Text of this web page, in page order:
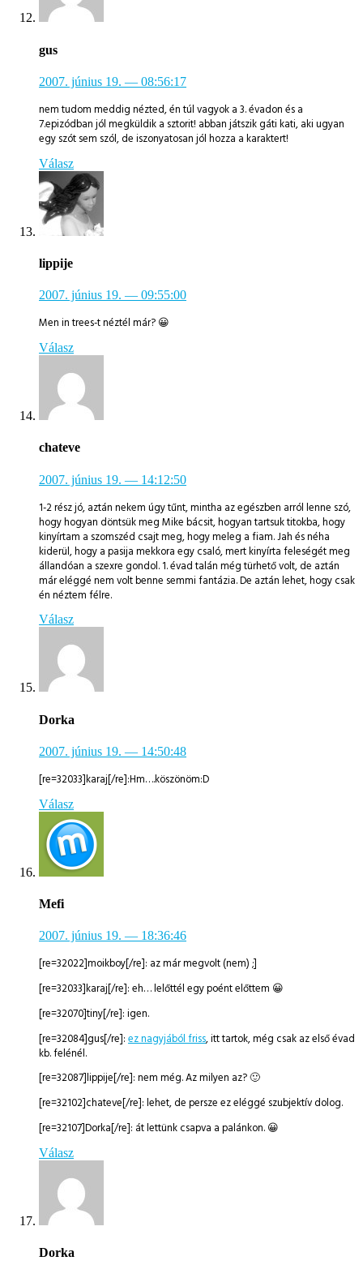
gus
2007. június 19. — 08:56:17
nem tudom meddig nézted, én túl vagyok a 3. évadon és a
7.epizódban jól megküldik a sztorit! abban játszik gáti kati, aki ugyan
egy szót sem szól, de iszonyatosan jól hozza a karaktert!
Válasz
lippije
2007. június 19. — 09:55:00
Men in trees-t néztél már? 😀
Válasz
chateve
2007. június 19. — 14:12:50
1-2 rész jó, aztán nekem úgy tűnt, mintha az egészben arról lenne szó,
hogy hogyan döntsük meg Mike bácsit, hogyan tartsuk titokba, hogy
kinyírtam a szomszéd csajt meg, hogy meleg a fiam. Jah és néha
kiderül, hogy a pasija mekkora egy csaló, mert kinyírta feleségét meg
állandóan a szexre gondol. 1. évad talán még türhető volt, de aztán
már eléggé nem volt benne semmi fantázia. De aztán lehet, hogy csak
én néztem félre.
Válasz
Dorka
2007. június 19. — 14:50:48
[re=32033]karaj[/re]:Hm….köszönöm:D
Válasz
Mefi
2007. június 19. — 18:36:46
[re=32022]moikboy[/re]: az már megvolt (nem) ;]
[re=32033]karaj[/re]: eh… lelőttél egy poént előttem 😀
[re=32070]tiny[/re]: igen.
[re=32084]gus[/re]: ez nagyjából friss, itt tartok, még csak az első évad
kb. felénél.
[re=32087]lippije[/re]: nem még. Az milyen az? 🙂
[re=32102]chateve[/re]: lehet, de persze ez eléggé szubjektív dolog.
[re=32107]Dorka[/re]: át lettünk csapva a palánkon. 😀
Válasz
Dorka